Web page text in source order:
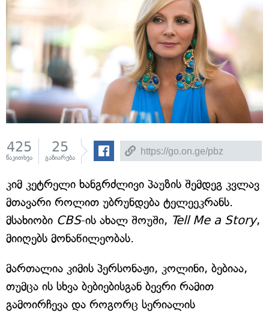
425
წაკითხვა
25
გაზიარება
კიმ კეტრელი ხანგრძლივი პაუზის შემდეგ კვლავ
მთავარი როლით უბრუნდება ტელეეკრანს.
მსახიობი CBS-ის ახალ შოუში, Tell Me a Story,
მიიღებს მონაწილეობას.
მართალია კიმის პერსონაჟი, კოლინი, ბებიაა,
თუმცა ის სხვა ბებიებისგან ბევრი რამით
გამოირჩევა და როგორც სერიალის